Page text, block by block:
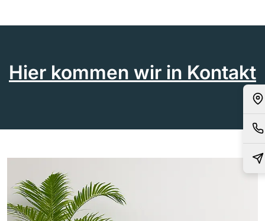
Hier kommen wir in Kontakt